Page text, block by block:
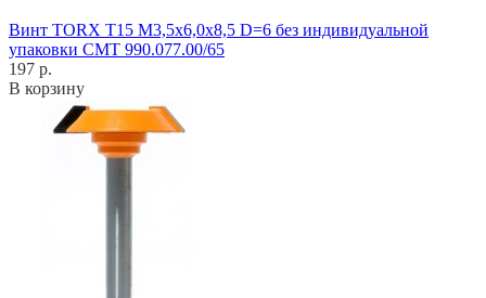
Винт TORX T15 M3,5x6,0x8,5 D=6 без индивидуальной
упаковки CMT 990.077.00/65
197 р.
В корзину